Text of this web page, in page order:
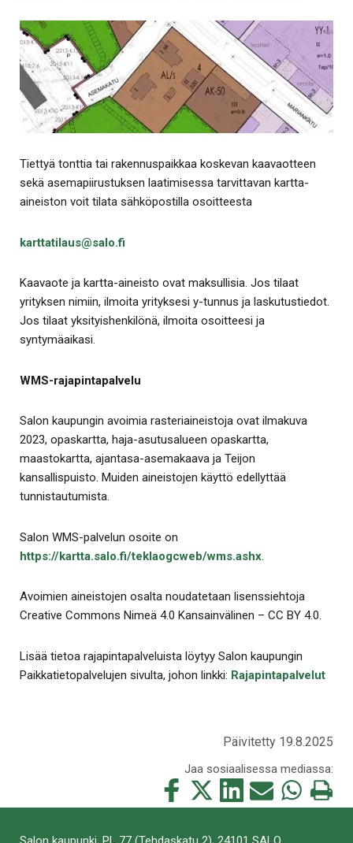
Tiettyä tonttia tai rakennuspaikkaa koskevan kaavaotteen
sekä asemapiirustuksen laatimisessa tarvittavan kartta-
aineiston voit tilata sähköpostilla osoitteesta
karttatilaus@salo.fi
Kaavaote ja kartta-aineisto ovat maksullisia. Jos tilaat
yrityksen nimiin, ilmoita yrityksesi y-tunnus ja laskutustiedot.
Jos tilaat yksityishenkilönä, ilmoita osoitteesi ja
syntymäaikasi.
WMS-rajapintapalvelu
Salon kaupungin avoimia rasteriaineistoja ovat ilmakuva
2023, opaskartta, haja-asutusalueen opaskartta,
maastokartta, ajantasa-asemakaava ja Teijon
kansallispuisto. Muiden aineistojen käyttö edellyttää
tunnistautumista.
Salon WMS-palvelun osoite on
https://kartta.salo.fi/teklaogcweb/wms.ashx
Avoimien aineistojen osalta noudatetaan lisenssiehtoja
Creative Commons Nimeä 4.0 Kansainvälinen – CC BY 4.0.
Lisää tietoa rajapintapalveluista löytyy Salon kaupungin
Paikkatietopalvelujen sivulta, johon linkki: Rajapintapalvelut
Päivitetty 19.8.2025
Jaa sosiaalisessa mediassa:
Jaa
tämä
Jaa
tämä
Jaa
tämä
Jaa
tämä
Jaa
tämä
Tulosta
tämä